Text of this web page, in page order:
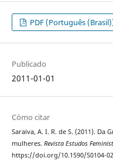
PDF (Português
Publicado
2011-01-01
Cómo citar
Saraiva, A. I. R. de S. (2011). Da
mulheres. Revista Estudos
https://doi.org/10.1590/S0104-